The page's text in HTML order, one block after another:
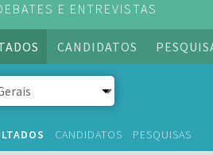
E ENTREVISTAS
CANDIDATOS
CANDIDATOS PESQUISAS